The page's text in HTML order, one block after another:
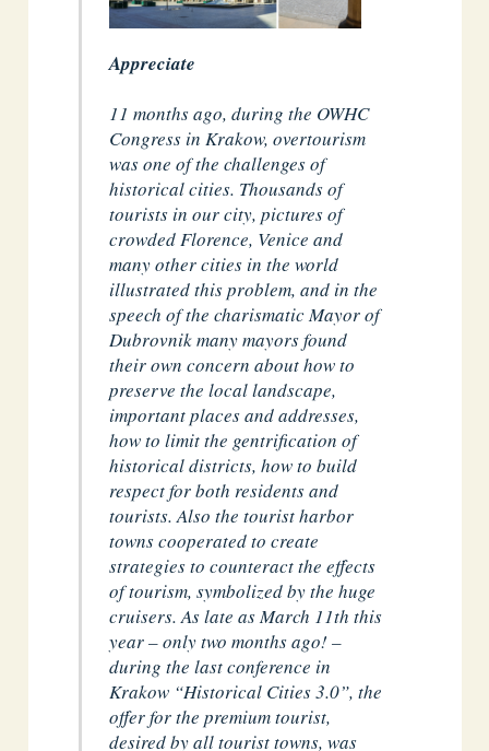
Appreciate
11 months ago, during the OWHC
Congress in Krakow, overtourism
was one of the challenges of
historical cities. Thousands of
tourists in our city, pictures of
crowded Florence, Venice and
many other cities in the world
illustrated this problem, and in the
speech of the charismatic Mayor of
Dubrovnik many mayors found
their own concern about how to
preserve the local landscape,
important places and addresses,
how to limit the gentrification of
historical districts, how to build
respect for both residents and
tourists. Also the tourist harbor
towns cooperated to create
strategies to counteract the effects
of tourism, symbolized by the huge
cruisers. As late as March 11th this
year – only two months ago! –
during the last conference in
Krakow “Historical Cities 3.0”, the
offer for the premium tourist,
desired by all tourist towns, was